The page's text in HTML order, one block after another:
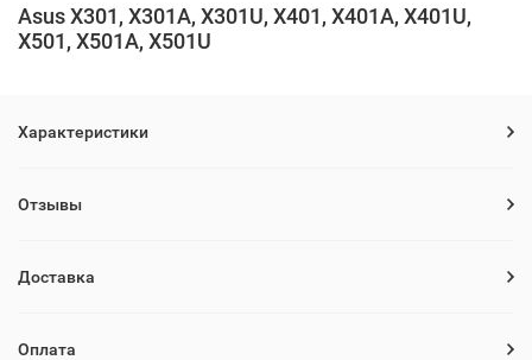
Asus X301, X301A, X301U, X401, X401A, X401U,
X501, X501A, X501U
Характеристики
Отзывы
Доставка
Оплата